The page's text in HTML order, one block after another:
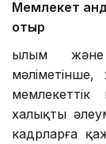
Мемлекет
отыр
Ғылым және
халықты
кадрларға